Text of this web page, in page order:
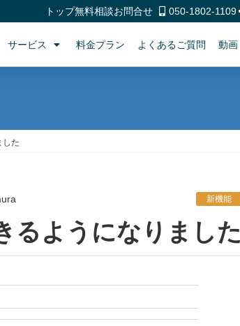
トップ無料相談お問合せ 050-1802-1109
サービス 料金プラン よくあるご質問 動画
した
新機能
るようになりました